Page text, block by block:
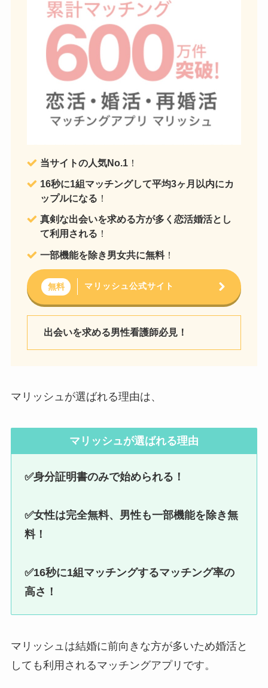
当サイトの人気No.1 ！
16秒に1組マッチングして平均3ヶ月以内にカ
ップルになる ！
真剣な出会いを求める方が多く恋活婚活とし
て利用される ！
一部機能を除き男女共に無料！
無料 マリッシュ公式サイト
出会いを求める男性看護師必見！
マリッシュが選ばれる理由は、
マリッシュが選ばれる理由
✅身分証明書のみで始められる！
✅女性は完全無料、男性も一部機能を除き無
料！
✅16秒に1組マッチングするマッチング率の
高さ！
マリッシュは結婚に前向きな方が多いため婚活と
しても利用されるマッチングアプリです。